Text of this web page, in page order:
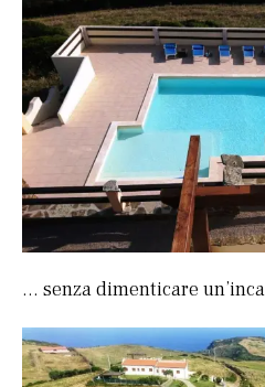
… senza dimenticare